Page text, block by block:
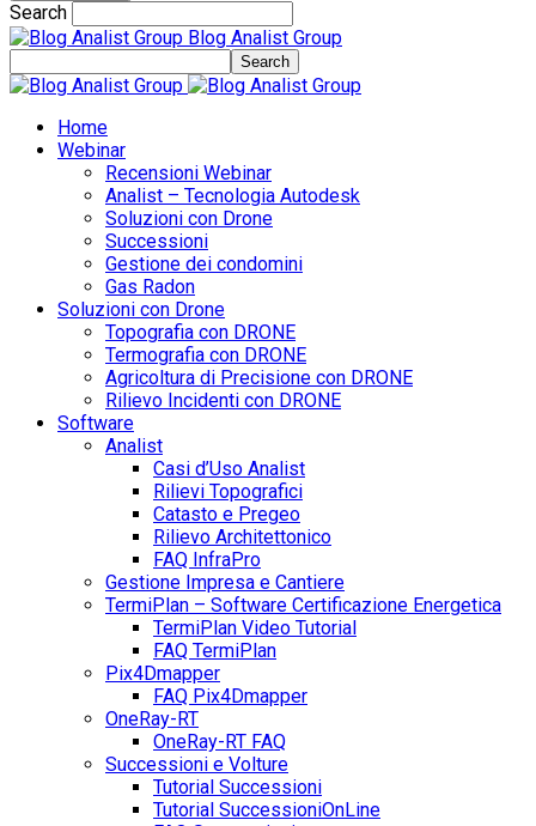
Search
Blog Analist Group
Home
Webinar
Recensioni Webinar
Analist – Tecnologia Autodesk
Soluzioni con Drone
Successioni
Gestione dei condomini
Gas Radon
Soluzioni con Drone
Topografia con DRONE
Termografia con DRONE
Agricoltura di Precisione con DRONE
Rilievo Incidenti con DRONE
Software
Analist
Casi d’Uso Analist
Rilievi Topografici
Catasto e Pregeo
Rilievo Architettonico
FAQ InfraPro
Gestione Impresa e Cantiere
TermiPlan – Software Certificazione Energetica
TermiPlan Video Tutorial
FAQ TermiPlan
Pix4Dmapper
FAQ Pix4Dmapper
OneRay-RT
OneRay-RT FAQ
Successioni e Volture
Tutorial Successioni
Tutorial SuccessioniOnLine